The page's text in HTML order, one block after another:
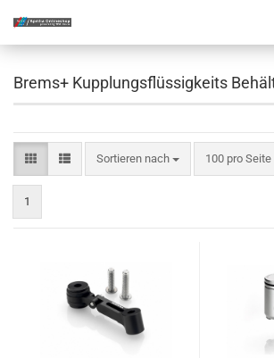
Brems+ Kupplungsflüssigkeits
Sortieren nach
Sortieren nach 100 pro Seite
pro Seite
1